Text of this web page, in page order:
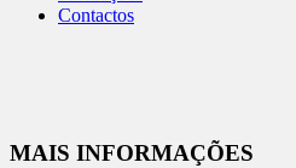
Contactos
MAIS INFORMAÇÕES